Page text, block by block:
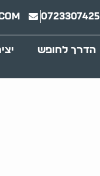
0723307425
הדרך לחופש